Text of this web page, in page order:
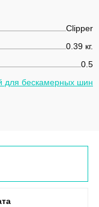
Clipper
0.39 кг.
0.5
для бескамерных шин